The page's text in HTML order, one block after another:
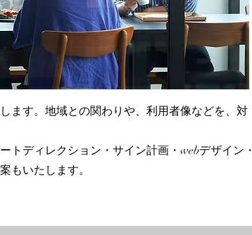
ます。地域との関わりや、利用者像などを、対
トディレクション・サイン計画・webデザイン・
もいたします。